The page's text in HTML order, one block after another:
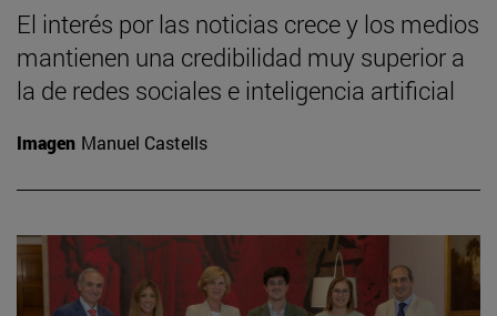
El interés por las noticias crece y los medios
mantienen una credibilidad muy superior a
la de redes sociales e inteligencia artificial
Imagen Manuel Castells